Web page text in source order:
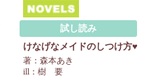
試し読み
けなげなメイドのしつけ方♥
著：森本あき
ill：樹 要